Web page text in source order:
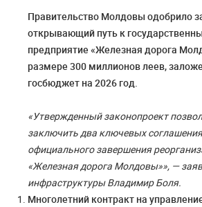
Правительство Молдовы одобрило
открывающий путь к
предприятие «Железная дорога
размере 300 миллионов леев,
госбюджет на 2026 год.
«Утвержденный законопроект
заключить два ключевых
официального завершения
«Железная дорога Молдовы»», —
инфраструктуры Владимир Боля.
Многолетний контракт на